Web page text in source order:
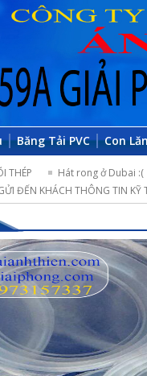
Băng Tải PVC Con
THÉP Hát rong ở Dubai :(
ĐẾN KHÁCH THÔNG TIN KỸ